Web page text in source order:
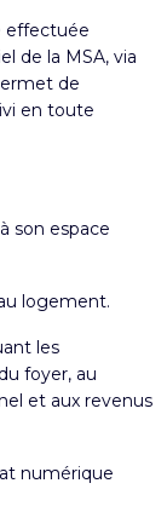
effectuée
de la MSA, via
de
en toute
son espace
logement.
les
foyer, au
et aux revenus
numérique